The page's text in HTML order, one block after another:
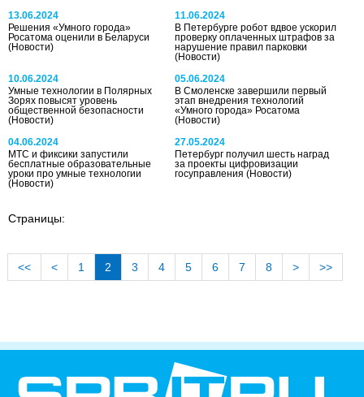
13.06.2024
Решения «Умного города»
Росатома оценили в Беларуси
(Новости)
11.06.2024
В Петербурге робот вдвое ускорил
проверку оплаченных штрафов за
нарушение правил парковки
(Новости)
10.06.2024
Умные технологии в Полярных
Зорях повысят уровень
общественной безопасности
(Новости)
05.06.2024
В Смоленске завершили первый
этап внедрения технологий
«Умного города» Росатома
(Новости)
04.06.2024
МТС и фиксики запустили
бесплатные образовательные
уроки про умные технологии
(Новости)
27.05.2024
Петербург получил шесть наград
за проекты цифровизации
госуправления(Новости)
Страницы:
<< < 1 2 3 4 5 6 7 8 > >>